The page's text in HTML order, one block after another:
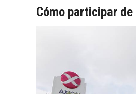
Cómo participar